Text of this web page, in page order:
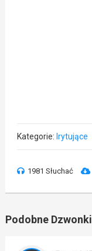
Kategorie: Irytujące
1981 Słuchać
Podobne